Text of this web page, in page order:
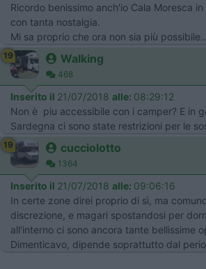
Ricordo benissimo anch'io Cala Moresca
con tanta nostalgia.
Mi sa proprio che ora non sia più
19 Walking
468
Inserito il 21/07/2018 alle: 08:29:12
Non è piu accessibile con i camper? E in
Sardegna ci sono state restrizioni per le
19 cucciolotto
1364
Inserito il 21/07/2018 alle: 09:06:16
In certe zone direi proprio di sì, ma
discrezione, e magari spostandosi per
all'interno ci sono ancora tante bellissime
Dimenticavo, dipende soprattutto dal